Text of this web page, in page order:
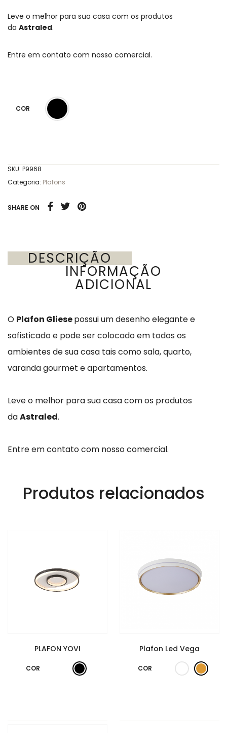
Leve o melhor para sua casa com os produtos
da Astraled.
Entre em contato com nosso comercial.
COR
SKU: P9968
Categoria: Plafons
SHARE ON
DESCRIÇÃO
INFORMAÇÃO
ADICIONAL
O Plafon Gliesepossui um desenho elegante e
sofisticado e pode ser colocado em todos os
ambientes de sua casa tais como sala, quarto,
varanda gourmet e apartamentos.
Leve o melhor para sua casa com os produtos
daAstraled.
Entre em contato com nosso comercial.
Produtos relacionados
PLAFON YOVI
COR
Plafon Led Vega
COR